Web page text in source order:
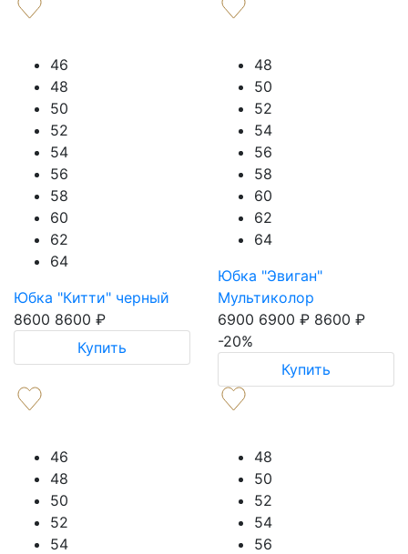
46
48
50
52
54
56
58
60
62
64
Юбка "Китти" черный
8600 8600 ₽
Купить
48
50
52
54
56
58
60
62
64
Юбка "Эвиган"
Мультиколор
6900 6900 ₽ 8600 ₽
-20%
Купить
46
48
50
52
54
48
50
52
54
56